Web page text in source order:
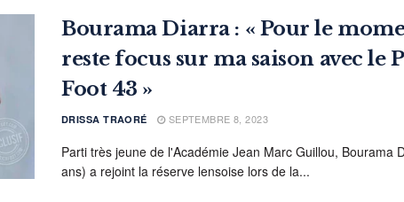
Bourama Diarra : « Pour le
reste focus sur ma saison avec le
Foot 43 »
DRISSA TRAORÉ SEPTEMBRE 8, 2023
Parti très jeune de l'Académie Jean Marc Guillou, Bourama
ans) a rejoint la réserve lensoise lors de la...